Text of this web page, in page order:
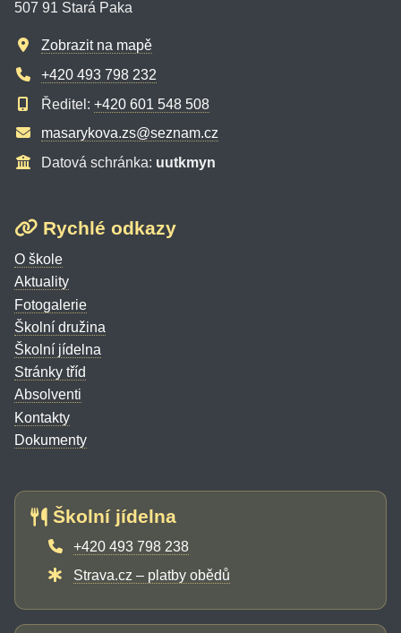
507 91 Stará Paka
Zobrazit na mapě
+420 493 798 232
Ředitel: +420 601 548 508
masarykova.zs@seznam.cz
Datová schránka: uutkmyn
Rychlé odkazy
O škole
Aktuality
Fotogalerie
Školní družina
Školní jídelna
Stránky tříd
Absolventi
Kontakty
Dokumenty
Školní jídelna
+420 493 798 238
Strava.cz – platby obědů